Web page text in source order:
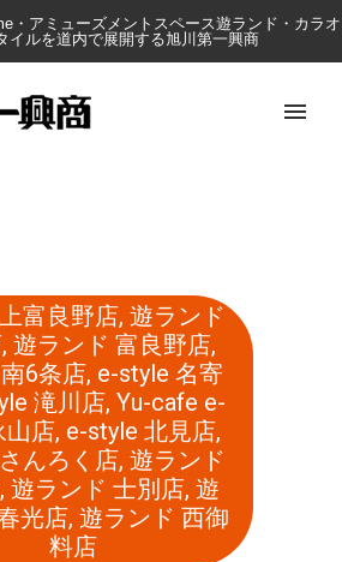
・アミューズメントスペース遊ランド・カラオ
イルを道内で展開する旭川第一興商
富良野店, 遊ランド
, 遊ランド 富良野店,
6条店, e-style 名寄
滝川店, Yu-cafe e-
山店, e-style 北見店,
んろく店, 遊ランド
, 遊ランド 士別店, 遊
光店, 遊ランド 西御
料店